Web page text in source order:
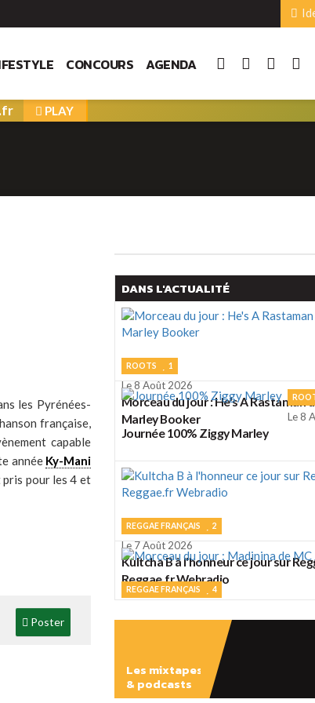
CONCOURS AGENDA
PLAY
les Pyrénées-
française,
capable
année Ky-Mani
pris pour les 4 et
Poster
DANS L'ACTUALITÉ
ROOTS 1
Le 8 Août 2026
Morceau du jour : He's A Rastaman
Marley Booker
Le 8
Journée 100% Ziggy Marley
REGGAE FRANÇAIS 2
Le 7 Août 2026
Kultcha B à l'honneur ce jour sur
Reggae.fr Webradio
REGGAE FRANÇAIS 4
Morceau du jour : Madinina de MC
ROOTS 56
Les mixtapes
& podcasts